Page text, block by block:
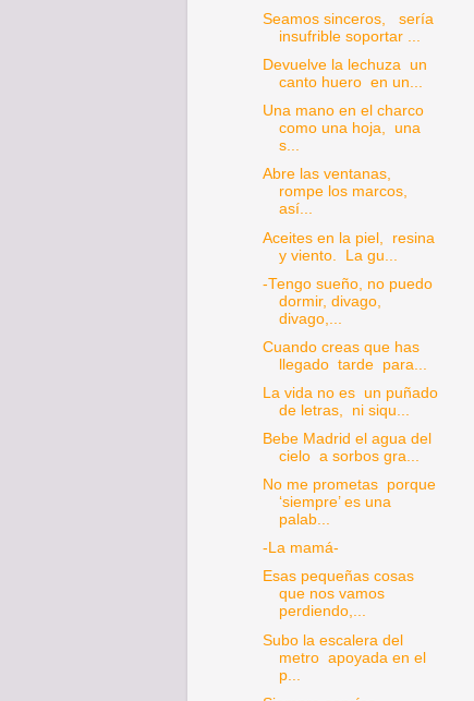
Seamos sinceros, sería
insufrible soportar ...
Devuelve la lechuza un
canto huero en un...
Una mano en el charco
como una hoja, una
s...
Abre las ventanas,
rompe los marcos,
así...
Aceites en la piel, resina
y viento. La gu...
-Tengo sueño, no puedo
dormir, divago,
divago,...
Cuando creas que has
llegado tarde para...
La vida no es un puñado
de letras, ni siqu...
Bebe Madrid el agua del
cielo a sorbos gra...
No me prometas porque
‘siempre’ es una
palab...
-La mamá-
Esas pequeñas cosas
que nos vamos
perdiendo,...
Subo la escalera del
metro apoyada en el
p...